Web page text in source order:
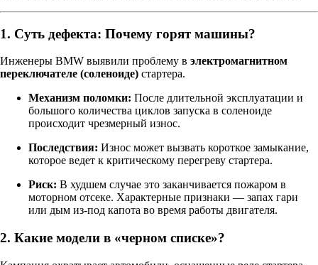
1. Суть дефекта: Почему горят машины?
Инженеры BMW выявили проблему в электромагнитном
переключателе (соленоиде) стартера.
Механизм поломки: После длительной эксплуатации и
большого количества циклов запуска в соленоиде
происходит чрезмерный износ.
Последствия: Износ может вызвать короткое замыкание,
которое ведет к критическому перегреву стартера.
Риск: В худшем случае это заканчивается пожаром в
моторном отсеке. Характерные признаки — запах гари
или дым из-под капота во время работы двигателя.
2. Какие модели в «черном списке»?